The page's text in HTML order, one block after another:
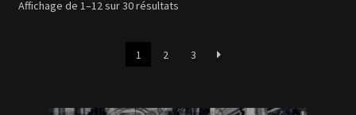
Affichage de 1–12 sur 30 résultats
1 2 3